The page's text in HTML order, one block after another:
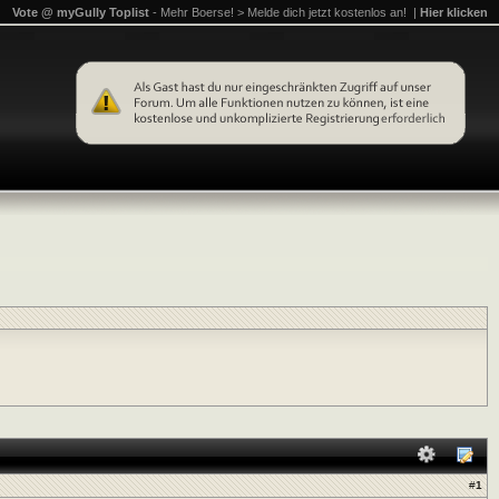
Vote @ myGully Toplist - Mehr Boerse! > Melde dich jetzt kostenlos an! | Hier klicken
#1